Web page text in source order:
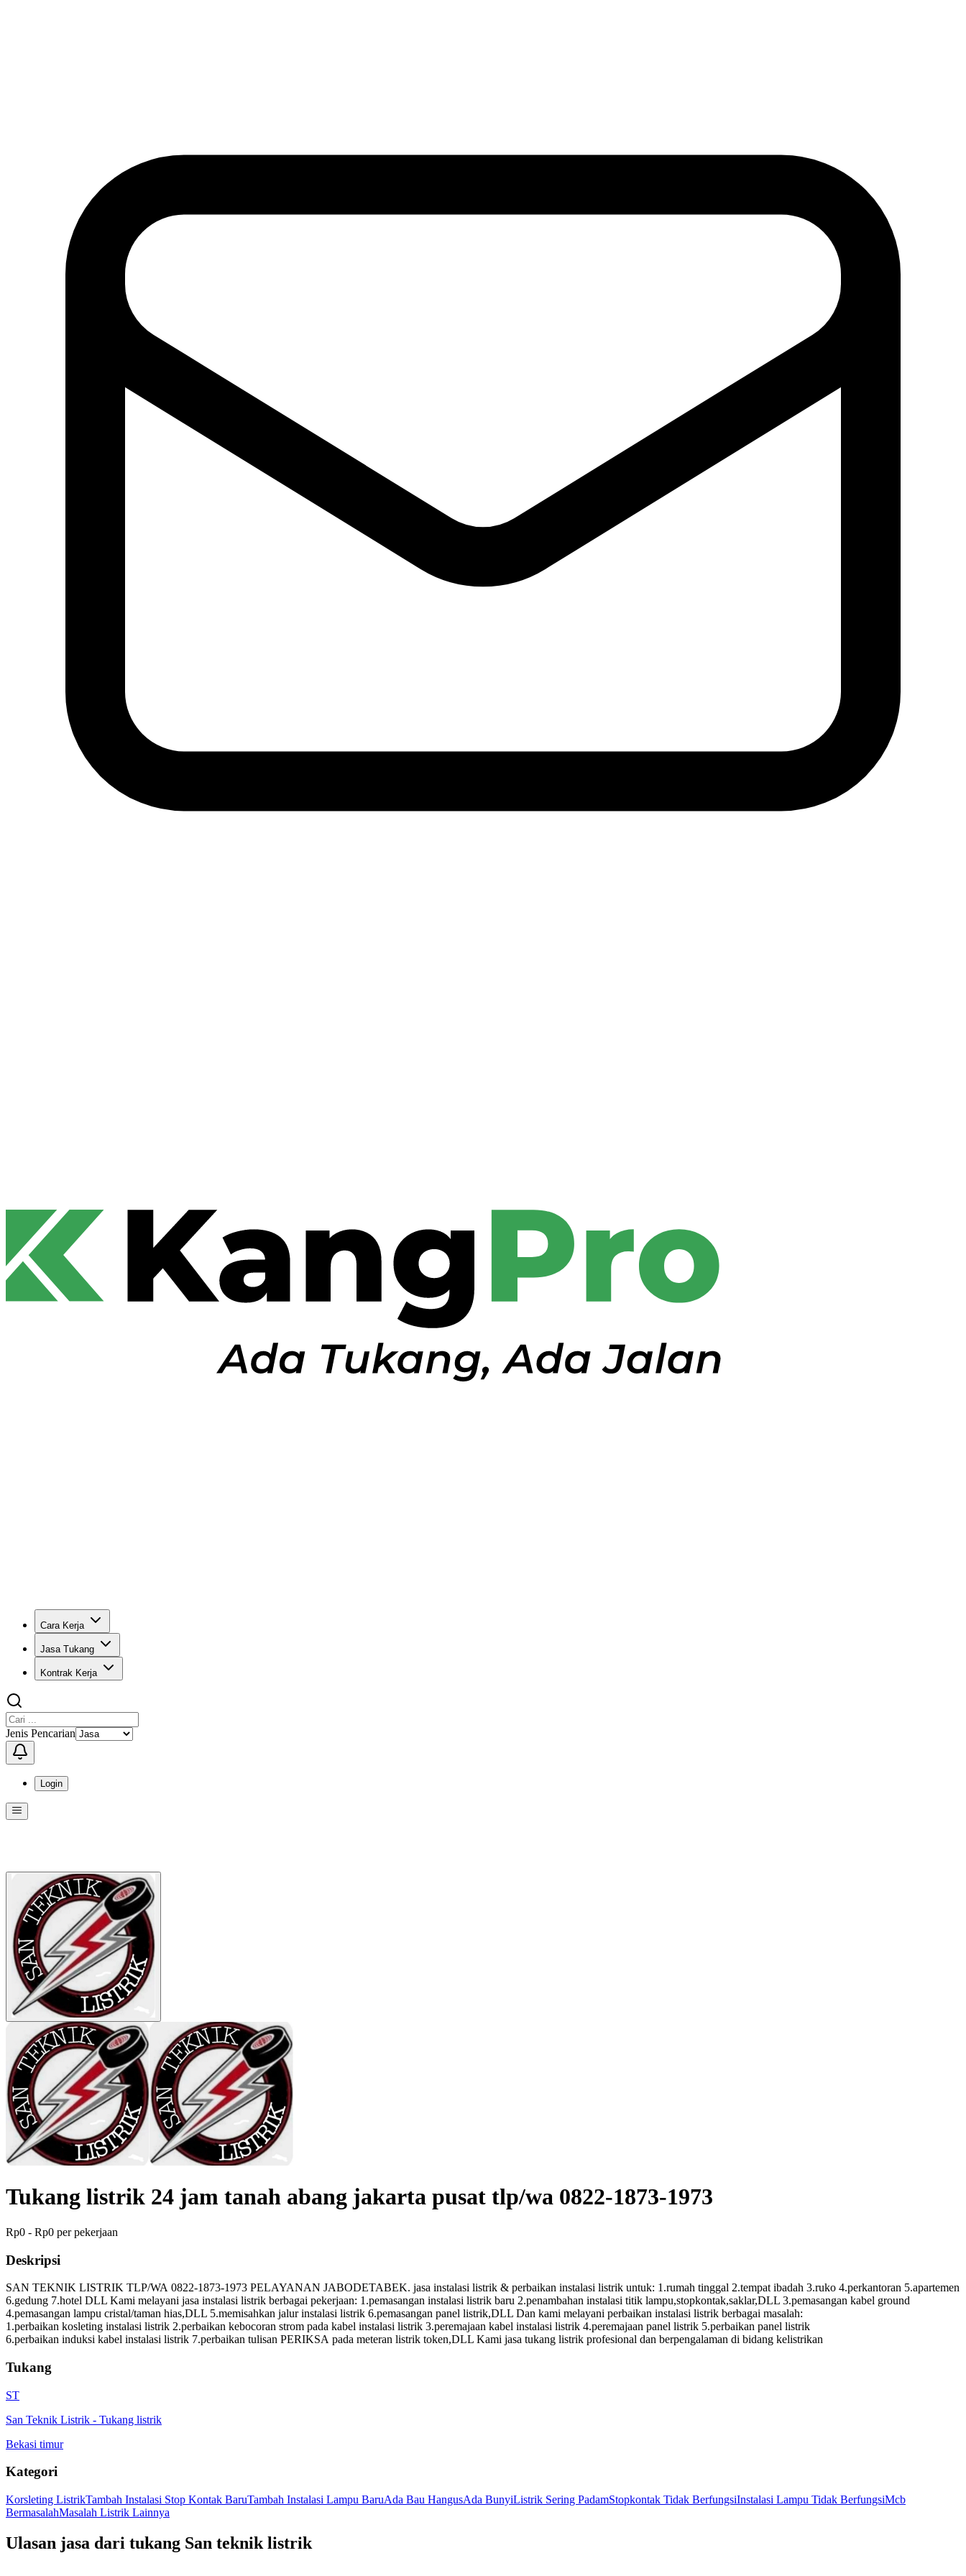
Cara Kerja
Jasa Tukang
Kontrak Kerja
Jenis Pencarian
Login
Menu ini berisi navigasi untuk mengakses fitur-fitur di KangPro
Tukang listrik 24 jam tanah abang jakarta pusat tlp/wa 0822-1873-1973
Rp0 - Rp0 per pekerjaan
Deskripsi
SAN TEKNIK LISTRIK TLP/WA 0822-1873-1973 PELAYANAN JABODETABEK. jasa instalasi listrik & perbaikan instalasi listrik untuk: 1.rumah tinggal 2.tempat ibadah 3.ruko 4.perkantoran 5.apartemen
6.gedung 7.hotel DLL Kami melayani jasa instalasi listrik berbagai pekerjaan: 1.pemasangan instalasi listrik baru 2.penambahan instalasi titik lampu,stopkontak,saklar,DLL 3.pemasangan kabel ground
4.pemasangan lampu cristal/taman hias,DLL 5.memisahkan jalur instalasi listrik 6.pemasangan panel listrik,DLL Dan kami melayani perbaikan instalasi listrik berbagai masalah:
1.perbaikan kosleting instalasi listrik 2.perbaikan kebocoran strom pada kabel instalasi listrik 3.peremajaan kabel instalasi listrik 4.peremajaan panel listrik 5.perbaikan panel listrik
6.perbaikan induksi kabel instalasi listrik 7.perbaikan tulisan PERIKSA pada meteran listrik token,DLL Kami jasa tukang listrik profesional dan berpengalaman di bidang kelistrikan
Tukang
ST
San Teknik Listrik - Tukang listrik
Bekasi timur
Kategori
Korsleting ListrikTambah Instalasi Stop Kontak BaruTambah Instalasi Lampu BaruAda Bau HangusAda BunyiListrik Sering PadamStopkontak Tidak BerfungsiInstalasi Lampu Tidak BerfungsiMcb
BermasalahMasalah Listrik Lainnya
Ulasan jasa dari tukang San teknik listrik